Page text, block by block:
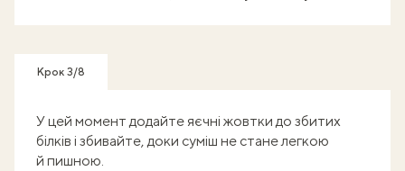
Крок 3/8
У цей момент додайте яєчні жовтки до збитих
білків і збивайте, доки суміш не стане легкою
й пишною.